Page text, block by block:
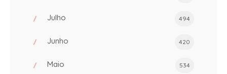
Julho 494
Junho 420
Maio 534